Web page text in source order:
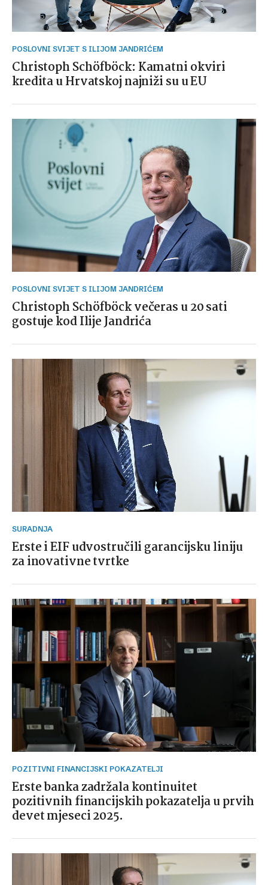
POSLOVNI SVIJET S ILIJOM JANDRIĆEM
Christoph Schöfböck: Kamatni okviri
kredita u Hrvatskoj najniži su u EU
POSLOVNI SVIJET S ILIJOM JANDRIĆEM
Christoph Schöfböck večeras u 20 sati
gostuje kod Ilije Jandrića
SURADNJA
Erste i EIF udvostručili garancijsku liniju
za inovativne tvrtke
POZITIVNI FINANCIJSKI POKAZATELJI
Erste banka zadržala kontinuitet
pozitivnih financijskih pokazatelja u prvih
devet mjeseci 2025.